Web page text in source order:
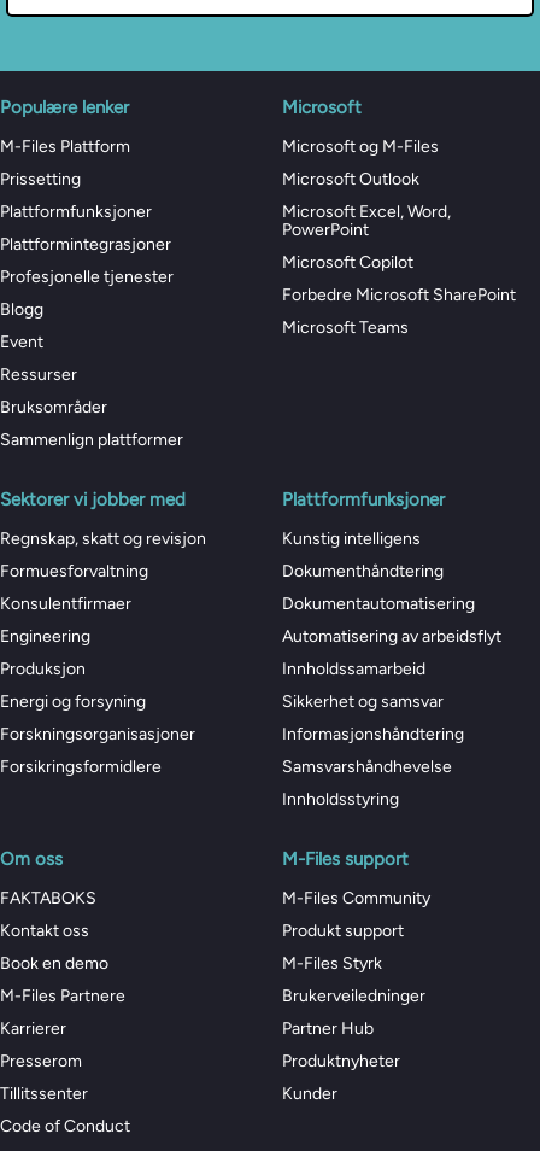
Populære lenker
M-Files Plattform
Prissetting
Plattformfunksjoner
Plattformintegrasjoner
Profesjonelle tjenester
Blogg
Event
Ressurser
Bruksområder
Sammenlign plattformer
Microsoft
Microsoft og M-Files
Microsoft Outlook
Microsoft Excel, Word,
PowerPoint
Microsoft Copilot
Forbedre Microsoft SharePoint
Microsoft Teams
Sektorer vi jobber med
Regnskap, skatt og revisjon
Formuesforvaltning
Konsulentfirmaer
Engineering
Produksjon
Energi og forsyning
Forskningsorganisasjoner
Forsikringsformidlere
Plattformfunksjoner
Kunstig intelligens
Dokumenthåndtering
Dokumentautomatisering
Automatisering av arbeidsflyt
Innholdssamarbeid
Sikkerhet og samsvar
Informasjonshåndtering
Samsvarshåndhevelse
Innholdsstyring
Om oss
FAKTABOKS
Kontakt oss
Book en demo
M-Files Partnere
Karrierer
Presserom
Tillitssenter
Code of Conduct
M-Files support
M-Files Community
Produkt support
M-Files Styrk
Brukerveiledninger
Partner Hub
Produktnyheter
Kunder